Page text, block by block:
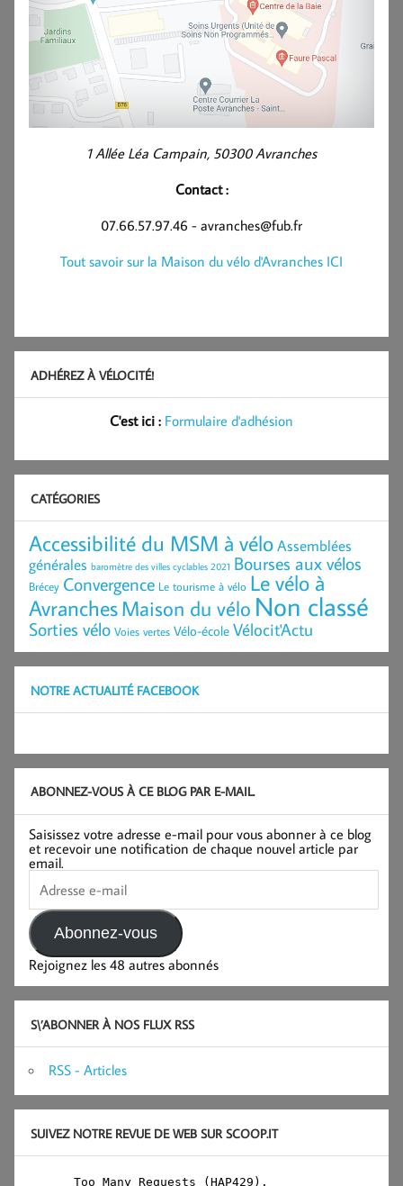
1 Allée Léa Campain, 50300 Avranches
Contact :
07.66.57.97.46 - avranches@fub.fr
Tout savoir sur la Maison du vélo d'Avranches ICI
ADHÉREZ À VÉLOCITÉ!
C'est ici : Formulaire d'adhésion
CATÉGORIES
Accessibilité du MSM à véloAssemblées
générales baromètre des villes cyclables 2021 Bourses aux vélos
Brécey Convergence Le tourisme à vélo Le vélo à
AvranchesMaison du vélo Non classé
Sorties vélo Voies vertes Vélo-école Vélocit'Actu
NOTRE ACTUALITÉ FACEBOOK
ABONNEZ-VOUS À CE BLOG PAR E-MAIL.
Saisissez votre adresse e-mail pour vous abonner à ce blog
et recevoir une notification de chaque nouvel article par
email.
Adresse
e-
mail
Abonnez-vous
Rejoignez les 48 autres abonnés
S\’ABONNER À NOS FLUX RSS
RSS - Articles
SUIVEZ NOTRE REVUE DE WEB SUR SCOOP.IT